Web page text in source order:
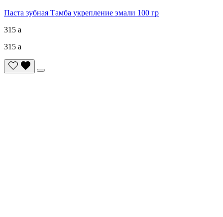
Паста зубная Тамба укрепление эмали 100 гр
315 a
315 a